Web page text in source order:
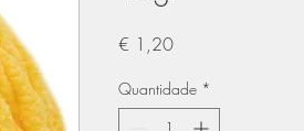
€ 1,20Preço
Quantidade *